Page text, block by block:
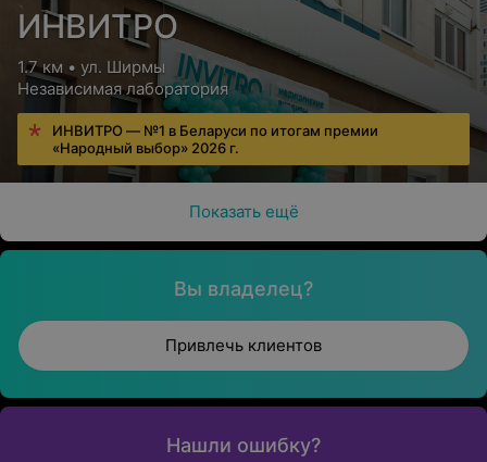
ИНВИТРО
1.7 км • ул. Ширмы
Независимая лаборатория
ИНВИТРО — №1 в Беларуси по итогам премии
«Народный выбор» 2026 г.
Показать ещё
Вы владелец?
Привлечь клиентов
Нашли ошибку?